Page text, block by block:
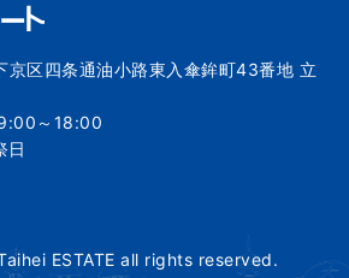
区四条通油小路東入傘鉾町43番地 立
～18:00
日
ESTATE all rights reserved.